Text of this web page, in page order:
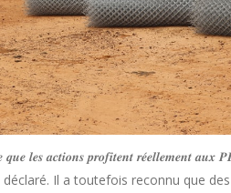
𝒒𝒖𝒆 𝒍𝒆𝒔 𝒂𝒄𝒕𝒊𝒐𝒏𝒔 𝒑𝒓𝒐𝒇𝒊𝒕𝒆𝒏𝒕 𝒓𝒆́𝒆𝒍𝒍𝒆𝒎𝒆𝒏𝒕
a-t-il déclaré. Il a toutefois reconnu